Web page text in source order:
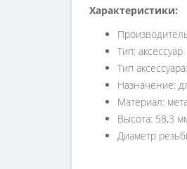
Характеристики:
Тип: аксессуар
Тип
Назначение:
Материал:
Высота: 58,3
Диаметр